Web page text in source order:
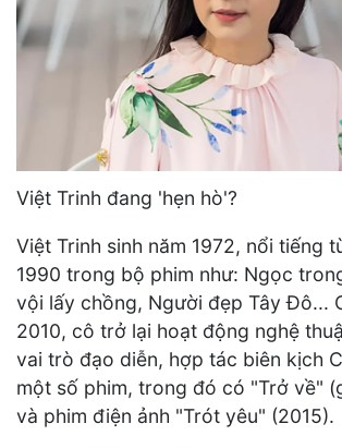
Việt Trinh đang 'hẹn hò'?
Việt Trinh sinh năm 1972, nổi tiếng
1990 trong bộ phim như: Ngọc
vội lấy chồng, Người đẹp Tây Đô...
2010, cô trở lại hoạt động nghệ
vai trò đạo diễn, hợp tác biên kịch
một số phim, trong đó có "Trở về"
và phim điện ảnh "Trót yêu" (2015).